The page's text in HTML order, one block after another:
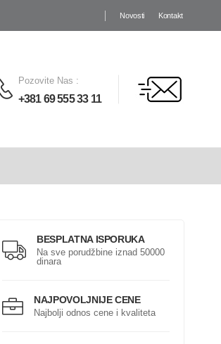
Novosti Kontakt
Pozovite Nas :
+381 69 555 33 11
BESPLATNA ISPORUKA
Na sve porudžbine iznad 50000
dinara
NAJPOVOLJNIJE CENE
Najbolji odnos cene i kvaliteta